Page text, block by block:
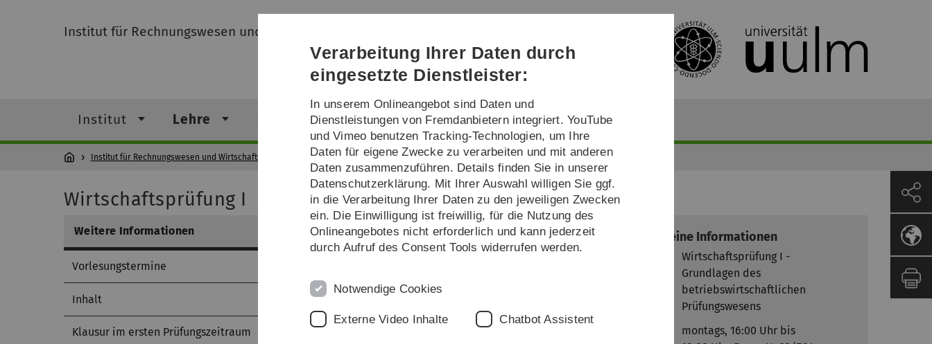
Direkt
Direkt
Direkt
(Sprache,
Drucken,
Social
Direkt
Direkt
Institut für Rechnungswesen und Wirtschaftsprüfung
Institut Lehre Forschung 13b-Bachelor in Ulm
Institut für Rechnungswesen und Wirtschaftsprüfung Lehre Wintersemester 2025/2026 Wirtschaftsprüfung I
Wirtschaftsprüfung I
Weitere Informationen
Vorlesungstermine
Inhalt
Klausur im ersten Prüfungszeitraum
Allgemeine Informationen
Wirtschaftsprüfung I -
Grundlagen des
betriebswirtschaftlichen
Prüfungswesens
montags, 16:00 Uhr bis
Verarbeitung Ihrer Daten durch
eingesetzte Dienstleister:
In unserem Onlineangebot sind Daten und
Dienstleistungen von Fremdanbietern integriert. YouTube
und Vimeo benutzen Tracking-Technologien, um Ihre
Daten für eigene Zwecke zu verarbeiten und mit anderen
Daten zusammenzuführen. Details finden Sie in unserer
Datenschutzerklärung. Mit Ihrer Auswahl willigen Sie ggf.
in die Verarbeitung Ihrer Daten zu den jeweiligen Zwecken
ein. Die Einwilligung ist freiwillig, für die Nutzung des
Onlineangebotes nicht erforderlich und kann jederzeit
durch Aufruf des Consent Tools widerrufen werden.
Notwendige Cookies
Externe Video Inhalte Chatbot Assistent